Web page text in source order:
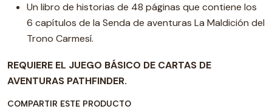
Un libro de historias de 48 páginas que contiene los
6 capítulos de la Senda de aventuras La Maldición del
Trono Carmesí.
REQUIERE EL JUEGO BÁSICO DE CARTAS DE
AVENTURAS PATHFINDER.
COMPARTIR ESTE PRODUCTO